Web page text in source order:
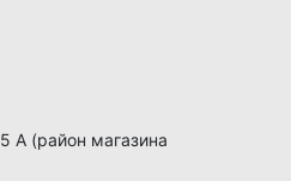
А (район магазина